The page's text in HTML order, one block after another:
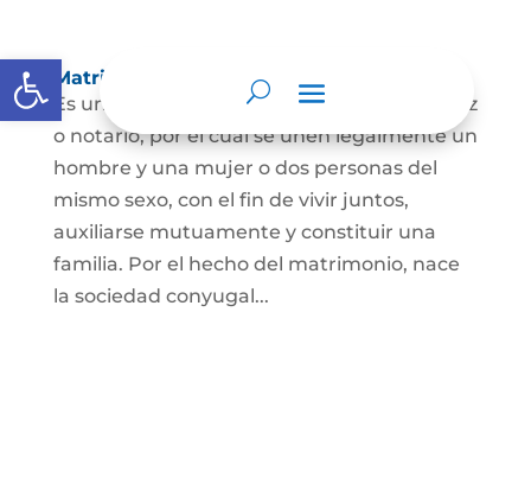
Abrir barra de herramientas
Matrimonio Civil
Es un contrato solemne celebrado ante juez
o notario, por el cual se unen legalmente un
hombre y una mujer o dos personas del
mismo sexo, con el fin de vivir juntos,
auxiliarse mutuamente y constituir una
familia. Por el hecho del matrimonio, nace
la sociedad conyugal...